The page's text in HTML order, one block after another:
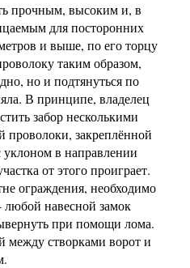
прочным, высоким и, в
для посторонних
и выше, по его торцу
таким образом,
но и подтянуться по
В принципе, владелец
забор несколькими
проволоки, закреплённой
в направлении
от этого проиграет.
ограждения, необходимо
навесной замок
при помощи лома.
между створками ворот и